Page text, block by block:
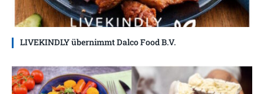
LIVEKINDLY übernimmt Dalco Food B.V.